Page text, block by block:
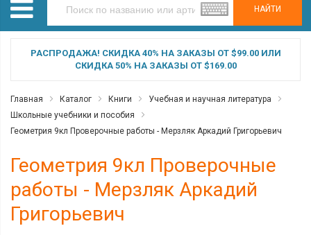
НАЙТИ
РАСПРОДАЖА! СКИДКА 40% НА ЗАКАЗЫ ОТ $99.00 ИЛИ
СКИДКА 50% НА ЗАКАЗЫ ОТ $169.00
Главная Каталог Книги
Учебная и научная литература
Школьные учебники и пособия
Геометрия 9кл Проверочные работы - Мерзляк Аркадий Григорьевич
Геометрия 9кл Проверочные
работы - Мерзляк Аркадий
Григорьевич